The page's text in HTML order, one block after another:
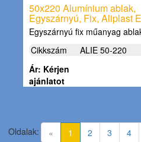
50x220 Alumínium ablak,
Egyszárnyú, Fix, Aliplast
Egyszárnyú fix műanyag
Cikkszám
ALIE 50-220
Ár: Kérjen
ajánlatot
« 1 (current)
2 3 4
Oldalak: